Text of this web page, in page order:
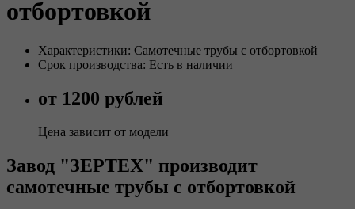
отбортовкой
Характеристики: Самотечные трубы с отбортовкой
Срок производства: Есть в наличии
от 1200 рублей
Цена зависит от модели
Завод "ЗЕРТЕХ" производит
самотечные трубы с отбортовкой